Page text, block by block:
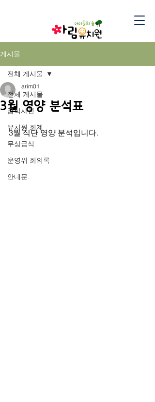
게시물
전체 게시물
급식사진
유치원 회계
무상급식
운영위 회의록
안내문
전체 게시물
3월 영양 분석표
arim01
3월 식단 영양 분석입니다.